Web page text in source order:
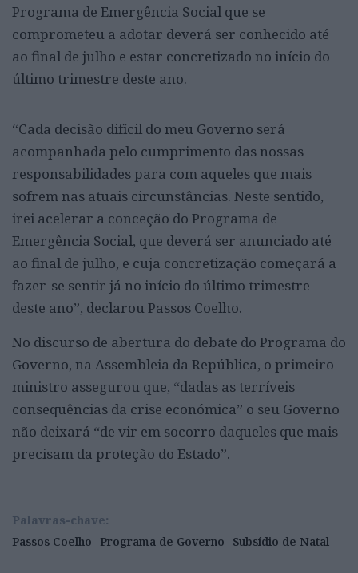
Programa de Emergência Social que se
comprometeu a adotar deverá ser conhecido até
ao final de julho e estar concretizado no início do
último trimestre deste ano.
“Cada decisão difícil do meu Governo será
acompanhada pelo cumprimento das nossas
responsabilidades para com aqueles que mais
sofrem nas atuais circunstâncias. Neste sentido,
irei acelerar a conceção do Programa de
Emergência Social, que deverá ser anunciado até
ao final de julho, e cuja concretização começará a
fazer-se sentir já no início do último trimestre
deste ano”, declarou Passos Coelho.
No discurso de abertura do debate do Programa do
Governo, na Assembleia da República, o primeiro-
ministro assegurou que, “dadas as terríveis
consequências da crise económica” o seu Governo
não deixará “de vir em socorro daqueles que mais
precisam da proteção do Estado”.
Palavras-chave:
Passos Coelho
Programa de Governo Subsídio de Natal